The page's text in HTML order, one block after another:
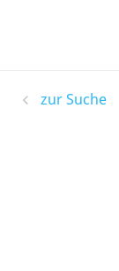
zur Suche